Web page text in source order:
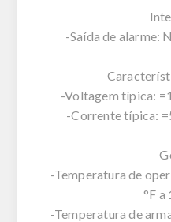
-Saída de alarme:
-Voltagem típica:
-Corrente típica:
-Temperatura de
°F a
-Temperatura de